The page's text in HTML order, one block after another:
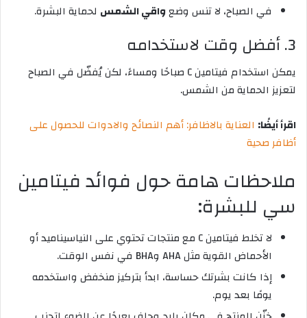
في الصباح، لا تنس وضعواقي الشمس لحماية البشرة.
3. أفضل وقت لاستخدامه
يمكن استخدام فيتامين C صباحًا ومساءً، لكن يُفضّل في الصباح
لتعزيز الحماية من الشمس.
اقرأ أيضًا: العناية بالاظافر: أهم النصائح والادوات للحصول على
أظافر صحية
ملاحظات هامة حول فوائد فيتامين
سي للبشرة:
لا تخلط فيتامين C مع منتجات تحتوي على النياسيناميد أو
الأحماض القوية مثل AHA وBHA في نفس الوقت.
إذا كانت بشرتك حساسة، ابدأ بتركيز منخفض واستخدمه
يومًا بعد يوم.